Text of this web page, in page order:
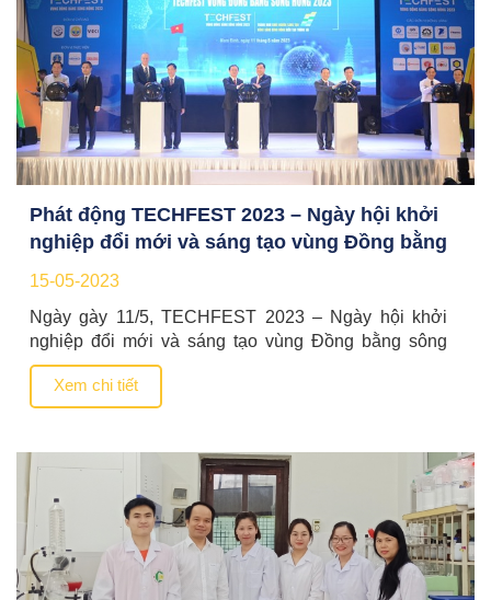
Phát động TECHFEST 2023 – Ngày hội khởi
nghiệp đổi mới và sáng tạo vùng Đồng bằng
sông Hồng
15-05-2023
Ngày gày 11/5, TECHFEST 2023 – Ngày hội khởi
nghiệp đổi mới và sáng tạo vùng Đồng bằng sông
Hồng đã chính thức khai mạc tại Nam Định. Sự kiện
này do Bộ Khoa học và Công nghệ phối hợp với
UBND tỉnh Nam Định và Liên đoàn Thương mại và
Xem chi tiết